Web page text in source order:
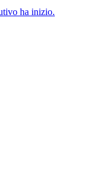
ha inizio.